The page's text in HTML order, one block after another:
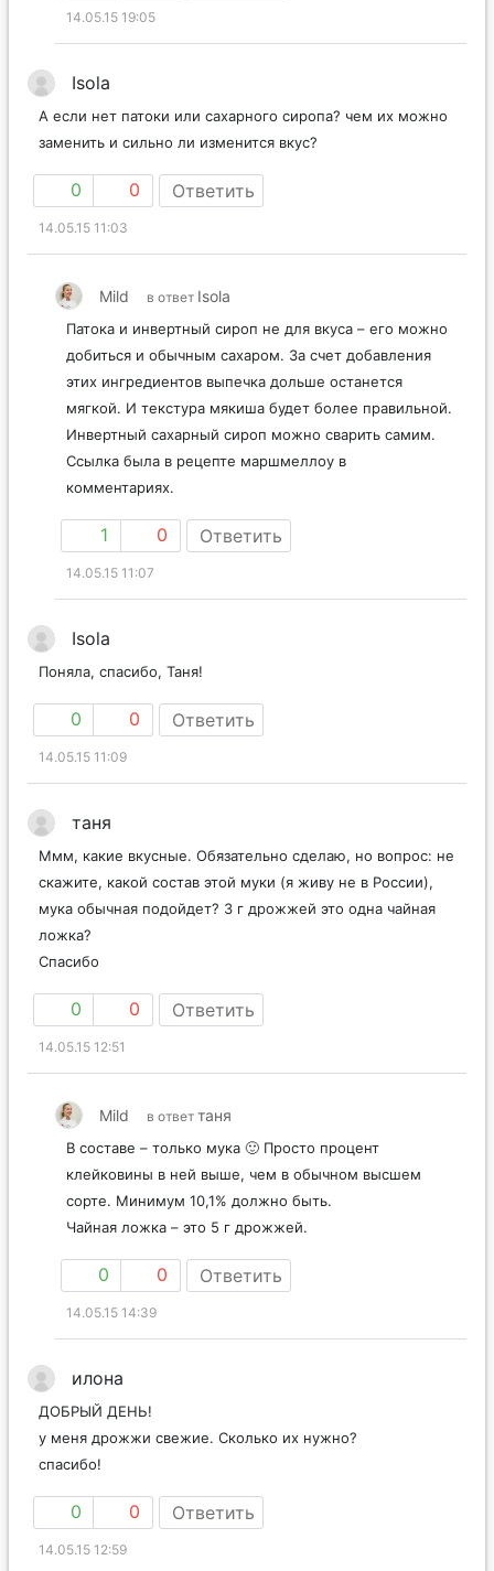
14.05.15 19:05
Isola
А если нет патоки или сахарного сиропа? чем их можно
заменить и сильно ли изменится вкус?
0 0 Ответить
14.05.15 11:03
Mild в ответ Isola
Патока и инвертный сироп не для вкуса – его можно
добиться и обычным сахаром. За счет добавления
этих ингредиентов выпечка дольше останется
мягкой. И текстура мякиша будет более правильной.
Инвертный сахарный сироп можно сварить самим.
Ссылка была в рецепте маршмеллоу в
комментариях.
1 0 Ответить
14.05.15 11:07
Isola
Поняла, спасибо, Таня!
0 0 Ответить
14.05.15 11:09
таня
Ммм, какие вкусные. Обязательно сделаю, но вопрос: не
скажите, какой состав этой муки (я живу не в России),
мука обычная подойдет? 3 г дрожжей это одна чайная
ложка?
Спасибо
0 0 Ответить
14.05.15 12:51
Mild в ответ таня
В составе – только мука 🙂 Просто процент
клейковины в ней выше, чем в обычном высшем
сорте. Минимум 10,1% должно быть.
Чайная ложка – это 5 г дрожжей.
0 0 Ответить
14.05.15 14:39
илона
ДОБРЫЙ ДЕНЬ!
у меня дрожжи свежие. Сколько их нужно?
спасибо!
0 0 Ответить
14.05.15 12:59